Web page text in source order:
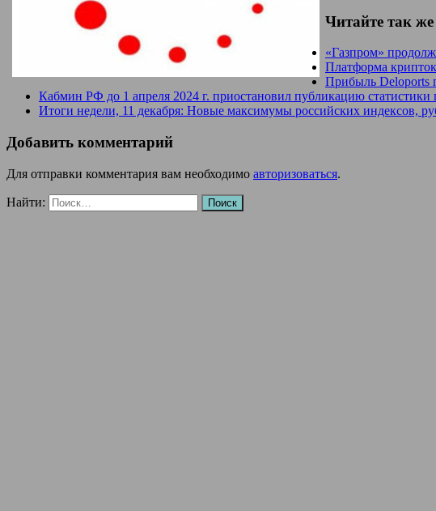
Читайте так же
«Газпром»
Платформа
Прибыль Deloports
Кабмин РФ до 1 апреля 2024 г. приостановил публикацию статистики
Итоги недели, 11 декабря: Новые максимумы российских индексов,
Добавить комментарий
Для отправки комментария вам необходимо авторизоваться.
Найти: